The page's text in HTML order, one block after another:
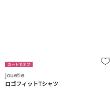
jouetie
ロゴフィットTシャツ